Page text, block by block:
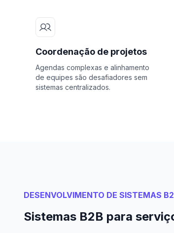
Coordenação de projetos
Agendas complexas e alinhamento
de equipes são desafiadores sem
sistemas centralizados.
DESENVOLVIMENTO DE SISTEMAS
Sistemas B2B para